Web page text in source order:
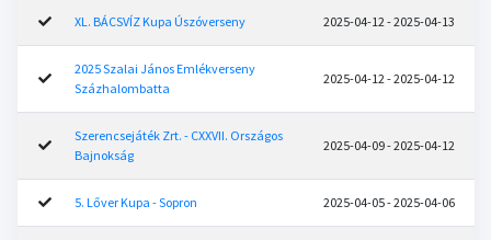
XL. BÁCSVÍZ Kupa Úszóverseny 2025-04-12 - 2025-04-13
2025 Szalai János Emlékverseny
Százhalombatta
2025-04-12 - 2025-04-12
Szerencsejáték Zrt. - CXXVII. Országos
Bajnokság
2025-04-09 - 2025-04-12
5. Lőver Kupa - Sopron 2025-04-05 - 2025-04-06